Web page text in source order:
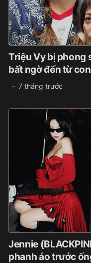
Triệu Vy bị phong
bất ngờ đến từ
7 tháng trước
Jennie
phanh áo trước